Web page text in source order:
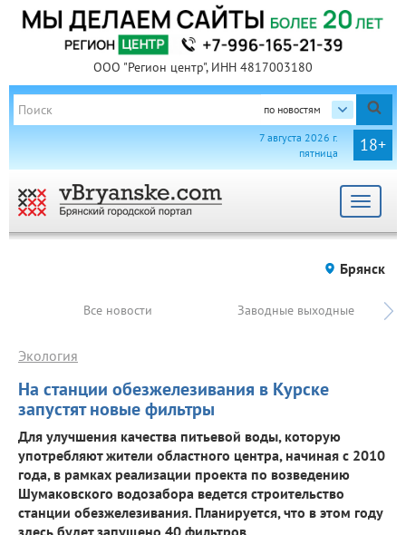
ООО "Регион центр", ИНН 4817003180
по новостям
18+
7 августа 2026 г.
пятница
Toggle
Брянск
Все новости Заводные выходные
На станции обезжелезивания в Курске
запустят новые фильтры
Экология
Для улучшения качества питьевой воды, которую
употребляют жители областного центра, начиная с 2010
года, в рамках реализации проекта по возведению
Шумаковского водозабора ведется строительство
станции обезжелезивания. Планируется, что в этом году
здесь будет запущено 40 фильтров.